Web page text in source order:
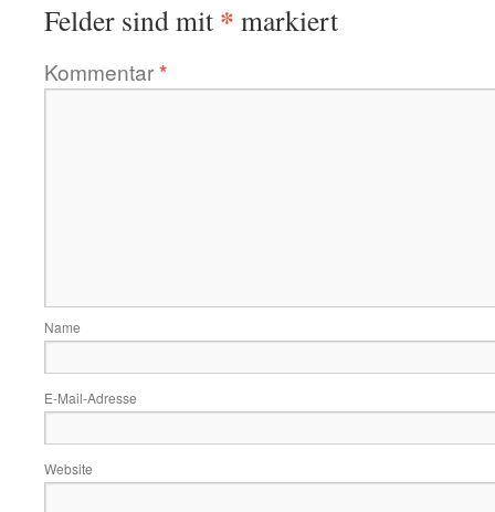
Felder sind mit * markiert
Kommentar*
Name
E-Mail-Adresse
Website